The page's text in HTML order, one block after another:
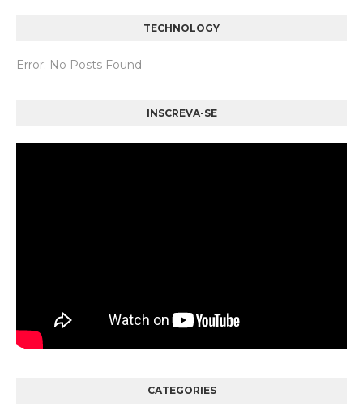
TECHNOLOGY
Error: No Posts Found
INSCREVA-SE
CATEGORIES